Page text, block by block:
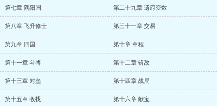
第七章 隅阳国 第二十九章 遗府变数
第八章 飞升修士 第三十一章 交易
第九章 四国 第十章 章程
第十一章 斗将 第十二章 斩敌
第十三章 对垒 第十四章 战局
第十五章 收拢 第十六章 献宝